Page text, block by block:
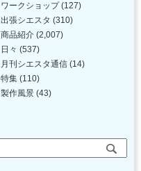
ワークショップ(127)
出張シエスタ (310)
商品紹介 (2,007)
日々 (537)
月刊シエスタ通信 (14)
特集 (110)
製作風景 (43)